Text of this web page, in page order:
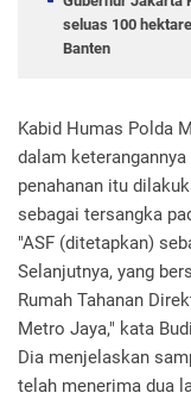
seluas 100
Banten
​Kabid Humas Polda
dalam
penahanan itu
sebagai tersangka
​"ASF (ditetapkan)
Selanjutnya, yang
Rumah Tahanan
Metro Jaya," kata
​Dia menjelaskan
telah menerima dua